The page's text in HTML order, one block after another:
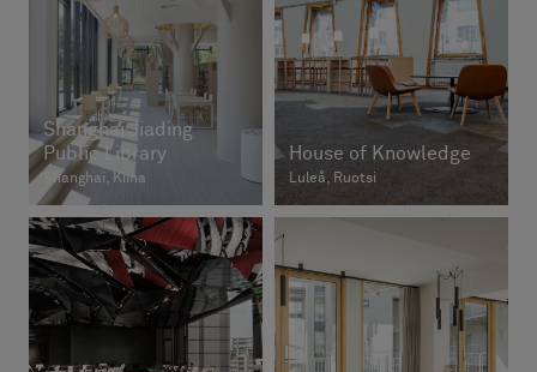
Shanghai Jiading
Public Library
Shanghai, Kiina
House of Knowledge
Luleå, Ruotsi